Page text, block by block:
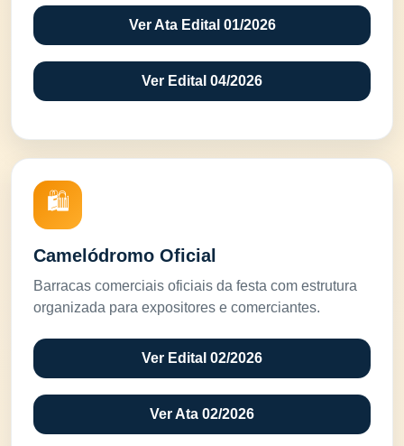
Ver Ata Edital 01/2026
Ver Edital 04/2026
🛍️
Camelódromo Oficial
Barracas comerciais oficiais da festa com estrutura
organizada para expositores e comerciantes.
Ver Edital 02/2026
Ver Ata 02/2026